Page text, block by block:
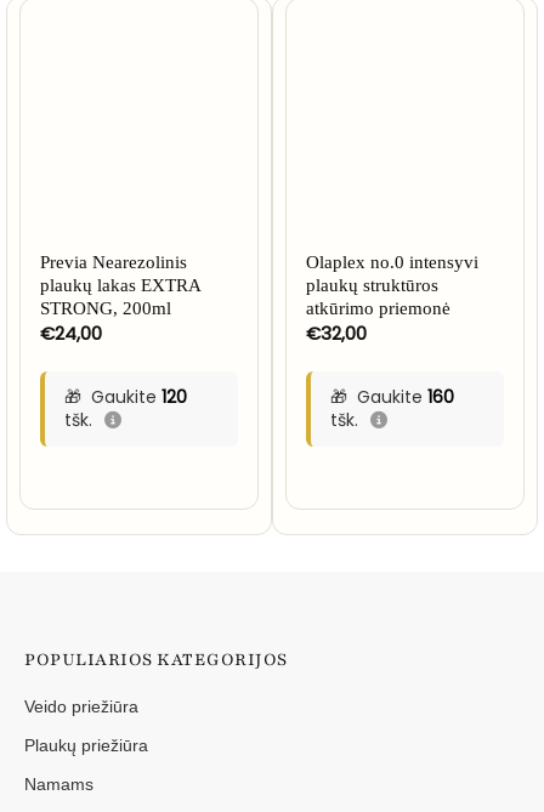
Previa Nearezolinis
plaukų lakas EXTRA
STRONG, 200ml
€24,00
Gaukite 120
tšk.
Olaplex no.0 intensyvi
plaukų struktūros
atkūrimo priemonė
€32,00
Gaukite 160
tšk.
POPULIARIOS KATEGORIJOS
Veido priežiūra
Plaukų priežiūra
Namams